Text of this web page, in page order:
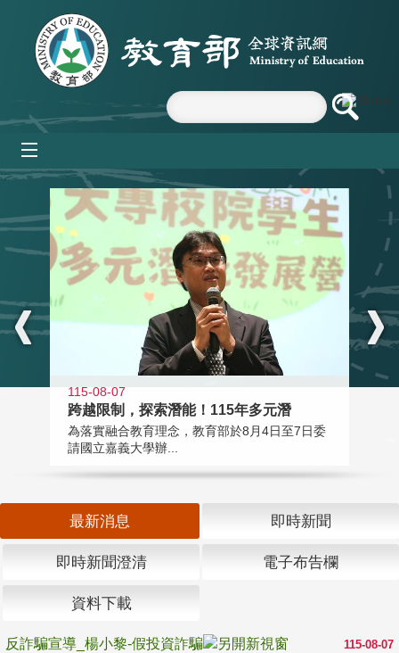
跳到主要內容區塊
:::
115-08-07
跨越限制，探索潛能！115年多元潛
為落實融合教育理念，教育部於8月4日至7日委
請國立嘉義大學辦...
最新消息 即時新聞
即時新聞澄清 電子布告欄
資料下載
115-08-07
反詐騙宣導_楊小黎-假投資詐騙